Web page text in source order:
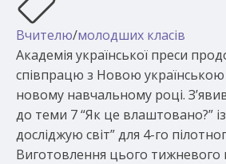
Вчителю/молодших класів
Академія української преси
співпрацю з Новою
новому навчальному році.
до теми 7 “Як це влаштовано?” із
досліджую світ” для 4-го
Виготовлення цього тижневого